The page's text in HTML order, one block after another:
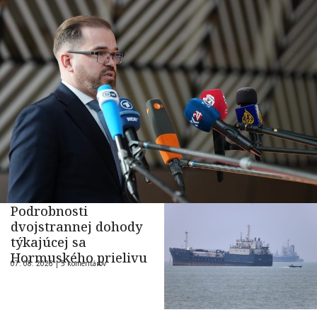
Podrobnosti
dvojstrannej dohody
týkajúcej sa
Hormuského prielivu
07. 08. 2026 |5 komentárov